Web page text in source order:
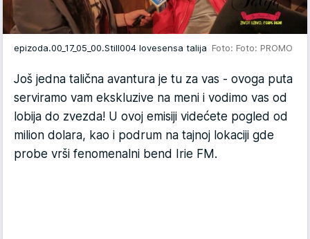
epizoda.00_17_05_00.Still004 lovesensa talija Foto: Foto: PROMO
Još jedna talična avantura je tu za vas - ovoga puta
serviramo vam ekskluzive na meni i vodimo vas od
lobija do zvezda! U ovoj emisiji videćete pogled od
milion dolara, kao i podrum na tajnoj lokaciji gde
probe vrši fenomenalni bend Irie FM.